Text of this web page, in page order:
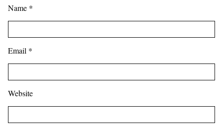
Name *
Email *
Website